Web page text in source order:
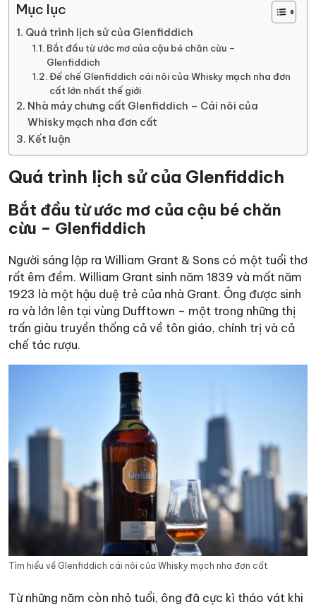
Mục lục
Quá trình lịch sử của Glenfiddich
Bắt đầu từ ước mơ của cậu bé chăn cừu –
Glenfiddich
Đế chế Glenfiddich cái nôi của Whisky mạch nha đơn
cất lớn nhất thế giới
Nhà máy chưng cất Glenfiddich – Cái nôi của
Whisky mạch nha đơn cất
Kết luận
Quá trình lịch sử của Glenfiddich
Bắt đầu từ ước mơ của cậu bé chăn
cừu – Glenfiddich
Người sáng lập ra William Grant & Sons có một tuổi thơ
rất êm đềm. William Grant sinh năm 1839 và mất năm
1923 là một hậu duệ trẻ của nhà Grant. Ông được sinh
ra và lớn lên tại vùng Dufftown – một trong những thị
trấn giàu truyền thống cả về tôn giáo, chính trị và cả
chế tác rượu.
Tìm hiểu về Glenfiddich cái nôi của Whisky mạch nha đơn cất
Từ những năm còn nhỏ tuổi, ông đã cực kì tháo vát khi